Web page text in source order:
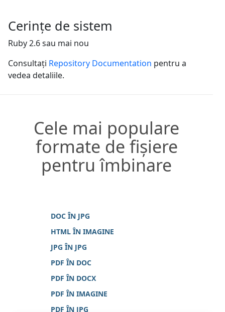
Cerințe de sistem
Ruby 2.6 sau mai nou
Consultați Repository Documentation pentru a
vedea detaliile.
Cele mai populare
formate de fișiere
pentru îmbinare
DOC ÎN JPG
HTML ÎN IMAGINE
JPG ÎN JPG
PDF ÎN DOC
PDF ÎN DOCX
PDF ÎN IMAGINE
PDF ÎN JPG